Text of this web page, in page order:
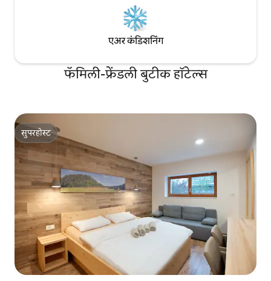
एअर कंडिशनिंग
फॅमिली-फ्रेंडली बुटीक हॉटेल्स
सुपरहोस्ट
सुपरहोस्ट